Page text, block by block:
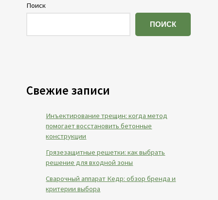
Поиск
ПОИСК
Свежие записи
Инъектирование трещин: когда метод
помогает восстановить бетонные
конструкции
Грязезащитные решетки: как выбрать
решение для входной зоны
Сварочный аппарат Кедр: обзор бренда и
критерии выбора